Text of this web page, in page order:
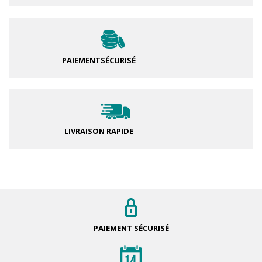
PAIEMENTSÉCURISÉ
LIVRAISON RAPIDE
PAIEMENT SÉCURISÉ